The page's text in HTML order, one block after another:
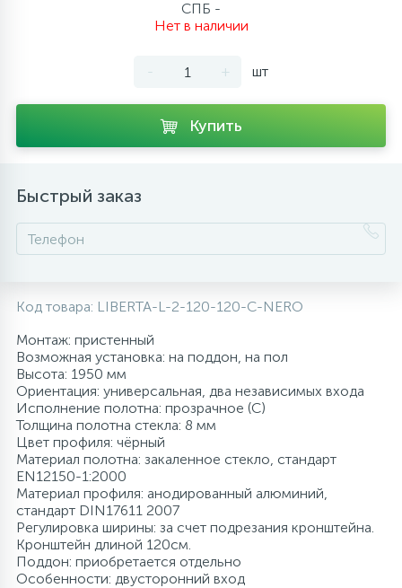
Напольные смесители
СПБ -
Нет в наличии
- + шт
Купить
Быстрый заказ
Код товара: LIBERTA-L-2-120-120-C-NERO
Монтаж: пристенный
Возможная установка: на поддон, на пол
Высота: 1950 мм
Ориентация: универсальная, два независимых входа
Исполнение полотна: прозрачное (C)
Толщина полотна стекла: 8 мм
Цвет профиля: чёрный
Материал полотна: закаленное стекло, стандарт
EN12150-1:2000
Материал профиля: анодированный алюминий,
стандарт DIN17611 2007
Регулировка ширины: за счет подрезания кронштейна.
Кронштейн длиной 120см.
Поддон: приобретается отдельно
Особенности: двусторонний вход